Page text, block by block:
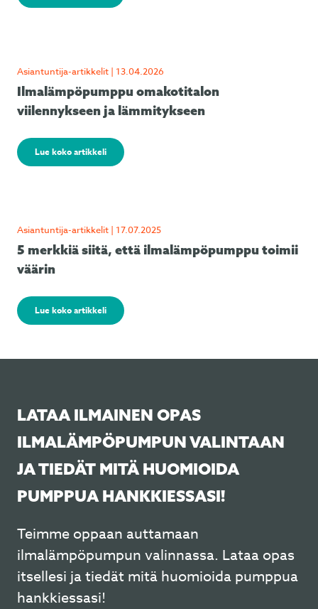
Asiantuntija-artikkelit | 13.04.2026
Ilmalämpöpumppu omakotitalon
viilennykseen ja lämmitykseen
Lue koko artikkeli
Asiantuntija-artikkelit | 17.07.2025
5 merkkiä siitä, että ilmalämpöpumppu toimii
väärin
Lue koko artikkeli
LATAA ILMAINEN OPAS
ILMALÄMPÖPUMPUN VALINTAAN
JA TIEDÄT MITÄ HUOMIOIDA
PUMPPUA HANKKIESSASI!
Teimme oppaan auttamaan
ilmalämpöpumpun valinnassa. Lataa opas
itsellesi ja tiedät mitä huomioida pumppua
hankkiessasi!